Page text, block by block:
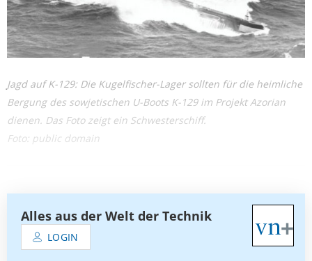
Jagd auf K-129: Die Kugelfischer-Lager sollten für die heimliche
Bergung des sowjetischen U-Boots K-129 im Projekt Azorian
dienen. Das Foto zeigt ein Schwesterschiff.
Foto: public domain
Alles aus der Welt der Technik
LOGIN